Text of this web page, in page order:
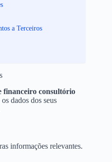
a Terceiros
financeiro consultório
dados dos seus
informações relevantes.